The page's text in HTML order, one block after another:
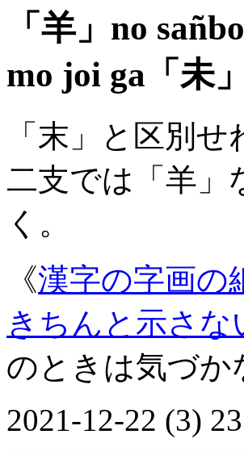
「羊」no
mo joi ga「未
「末」と区別
二支では「羊」
く。
《漢字の字画の
きちんと示さな
のときは気づ
2021-12-22 (3)